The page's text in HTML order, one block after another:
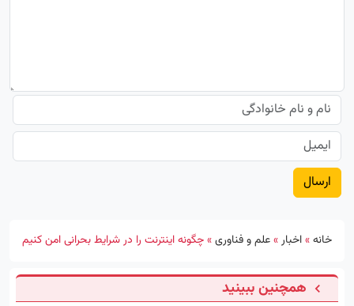
خانه»اخبار»علم و فناوری»چگونه اینترنت را در شرایط بحرانی امن کنیم
همچنین ببینید